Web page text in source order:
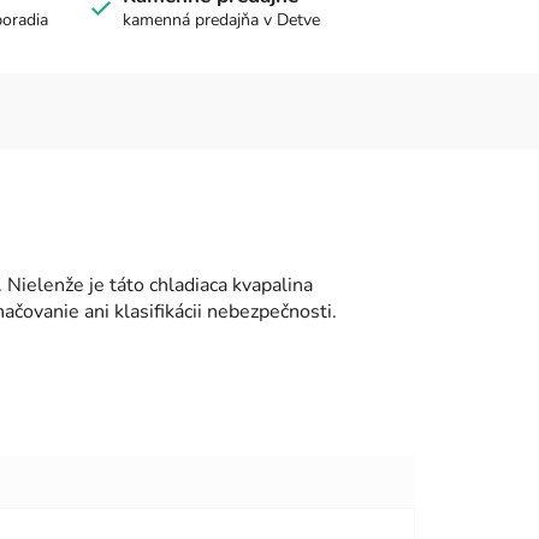
kamenná predajňa v Detve
je táto chladiaca kvapalina
ani klasifikácii nebezpečnosti.